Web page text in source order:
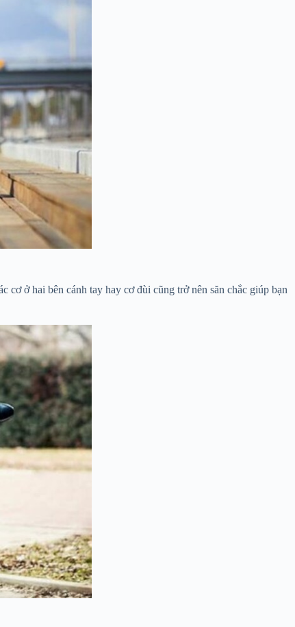
ở hai bên cánh tay hay cơ đùi cũng trở nên săn chắc giúp bạn